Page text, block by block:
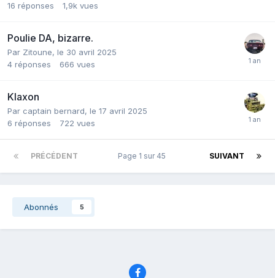
16 réponses 1,9k vues
Poulie DA, bizarre.
Par Zitoune, le 30 avril 2025
4 réponses 666 vues
Klaxon
Par captain bernard, le 17 avril 2025
6 réponses 722 vues
PRÉCÉDENT SUIVANT
Page 1 sur 45
Abonnés 5